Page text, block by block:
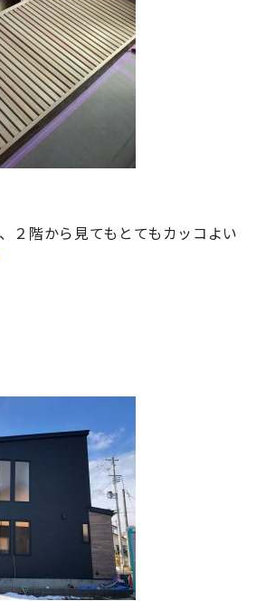
２階から見てもとてもカッコよい